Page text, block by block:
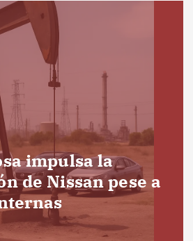
impulsa la
de Nissan pese a